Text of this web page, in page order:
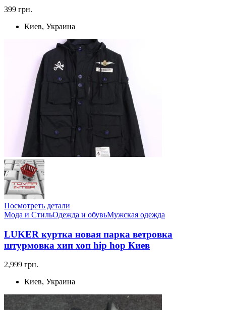
399 грн.
Киев, Украина
Посмотреть детали
Мода и СтильОдежда и обувьМужская одежда
LUKER куртка новая парка ветровка
штурмовка хип хоп hip hop Киев
2,999 грн.
Киев, Украина